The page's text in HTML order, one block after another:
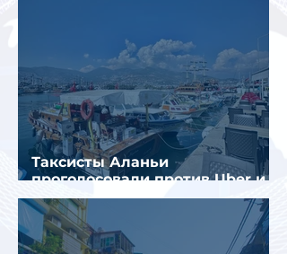
Таксисты Аланьи
проголосовали против Uber и
Yandex Go